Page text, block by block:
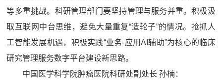
等多重挑战。科研管理部门要坚持管理与服务并重。积极汲
取互联网中台思维，避免大量重复“造轮子”的情况。抢抓人
工智能发展机遇，积极实践“业务-应用AI辅助”为核心的临床
研究管理服务数字平台建设新思路。
中国医学科学院肿瘤医院科研处副处长 孙楠：